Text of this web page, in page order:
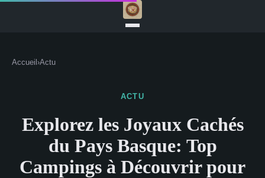
Accueil ›Actu
ACTU
Explorez les Joyaux Cachés
du Pays Basque: Top
Campings à Découvrir pour